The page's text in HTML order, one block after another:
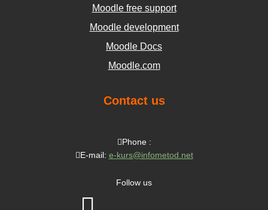
Moodle free support
Moodle development
Moodle Docs
Moodle.com
Contact us
Phone :
E-mail: e-kurs@infometod.net
Follow us